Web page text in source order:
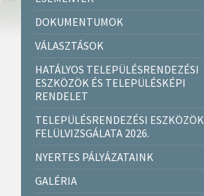
DOKUMENTUMOK
VÁLASZTÁSOK
HATÁLYOS TELEPÜLÉSRENDEZÉSI
ESZKÖZÖK ÉS TELEPÜLÉSKÉPI
RENDELET
TELEPÜLÉSRENDEZÉSI ESZKÖZÖK
FELÜLVIZSGÁLATA 2026.
NYERTES PÁLYÁZATAINK
GALÉRIA